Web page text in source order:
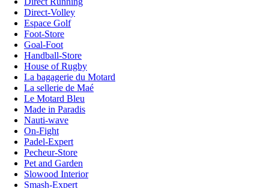
Direct-Volley
Espace Golf
Foot-Store
Goal-Foot
Handball-Store
House of Rugby
La bagagerie du Motard
La sellerie de Maé
Le Motard Bleu
Made in Paradis
Nauti-wave
On-Fight
Padel-Expert
Pecheur-Store
Pet and Garden
Slowood Interior
Smash-Expert